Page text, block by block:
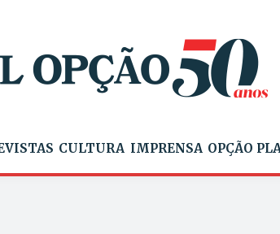
CULTURA IMPRENSA OPÇÃO